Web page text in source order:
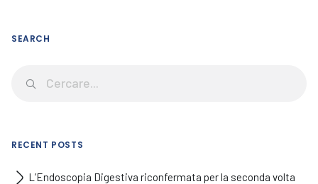
SEARCH
RECENT POSTS
L’Endoscopia Digestiva riconfermata per la seconda volta